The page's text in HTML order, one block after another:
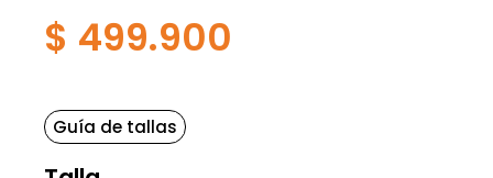
$ 499.900
Guía de tallas